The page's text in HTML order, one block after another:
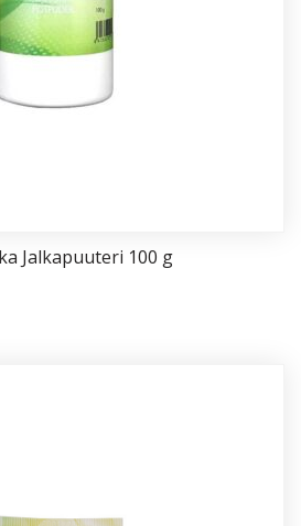
Jal­ka­puu­te­ri 100 g